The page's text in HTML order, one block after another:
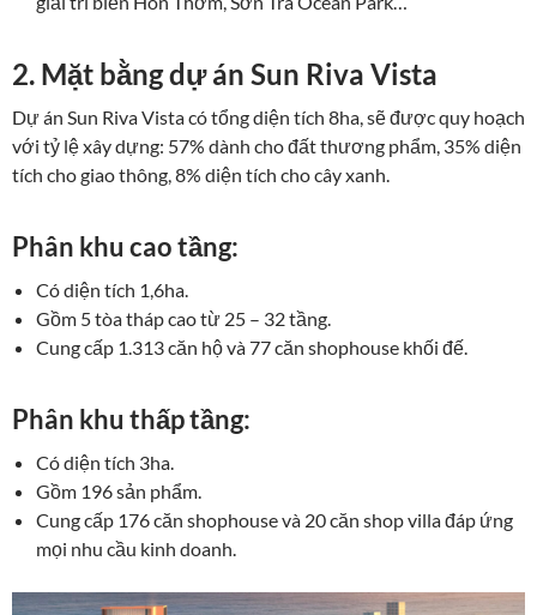
2. Mặt bằng dự án Sun Riva Vista
Dự án Sun Riva Vista có tổng diện tích 8ha, sẽ được quy hoạch
với tỷ lệ xây dựng: 57% dành cho đất thương phẩm, 35% diện
tích cho giao thông, 8% diện tích cho cây xanh.
Phân khu cao tầng:
Có diện tích 1,6ha.
Gồm 5 tòa tháp cao từ 25 – 32 tầng.
Cung cấp 1.313 căn hộ và 77 căn shophouse khối đế.
Phân khu thấp tầng:
Có diện tích 3ha.
Gồm 196 sản phẩm.
Cung cấp 176 căn shophouse và 20 căn shop villa đáp ứng
mọi nhu cầu kinh doanh.